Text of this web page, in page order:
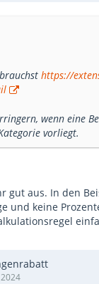
https://
wenn eine
vorliegt.
gut aus. In den
und keine